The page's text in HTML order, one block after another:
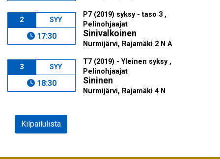
2 SYY
17:30
P7 (2019) syksy - taso 3 ,
Pelinohjaajat
Sinivalkoinen
Nurmijärvi, Rajamäki 2 N A
3 SYY
18:30
T7 (2019) - Yleinen syksy ,
Pelinohjaajat
Sininen
Nurmijärvi, Rajamäki 4 N
Kilpailulista